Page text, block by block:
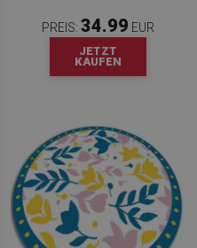
PREIS: 34.99 EUR
JETZT
KAUFEN